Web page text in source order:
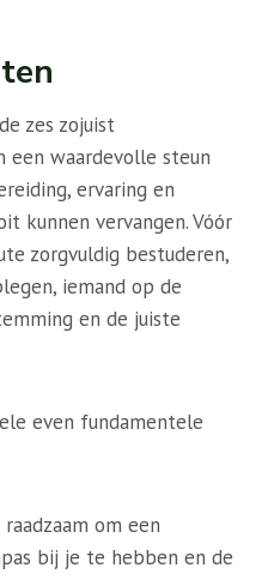
zes zojuist
een waardevolle steun
ervaring en
kunnen vervangen. Vóór
zorgvuldig bestuderen,
iemand op de
en de juiste
even fundamentele
om een
bij je te hebben en de